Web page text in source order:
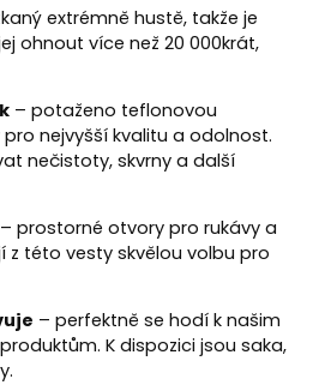
extrémně hustě, takže je
ohnout více než 20 000krát,
– potaženo teflonovou
nejvyšší kvalitu a odolnost.
nečistoty, skvrny a další
– prostorné otvory pro rukávy a
z této vesty skvělou volbu pro
– perfektně se hodí k našim
K dispozici jsou saka,